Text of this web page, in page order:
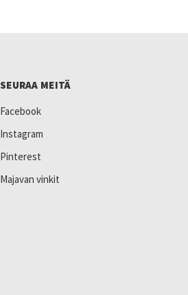
SEURAA MEITÄ
Facebook
Instagram
Pinterest
Majavan vinkit